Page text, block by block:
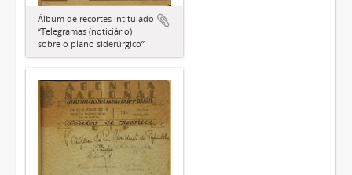
Álbum de recortes intitulado
“Telegramas (noticiário)
sobre o plano siderúrgico”